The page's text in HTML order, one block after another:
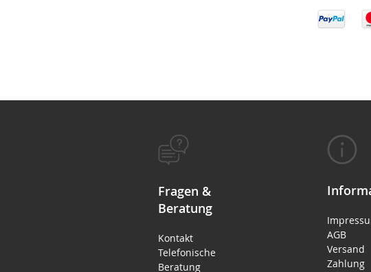
Fragen &
Beratung
Kontakt
Telefonische
Beratung
AGB
Versand
Zahlung